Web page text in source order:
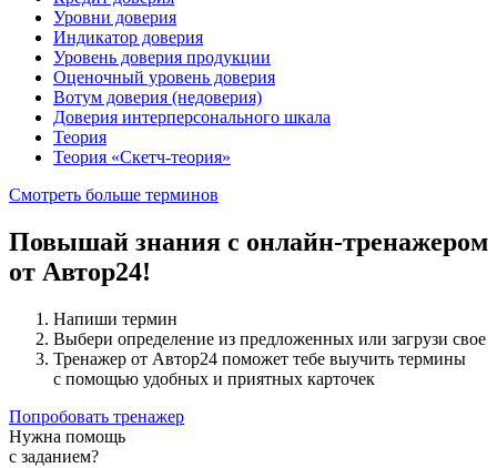
Уровни доверия
Индикатор доверия
Уровень доверия продукции
Оценочный уровень доверия
Вотум доверия (недоверия)
Доверия интерперсонального шкала
Теория
Теория «Скетч-теория»
Смотреть больше терминов
Повышай знания с онлайн-тренажером
от Автор24!
Напиши термин
Выбери определение из предложенных или загрузи свое
Тренажер от Автор24 поможет тебе выучить термины
с помощью удобных и приятных карточек
Попробовать тренажер
Нужна помощь
с заданием?